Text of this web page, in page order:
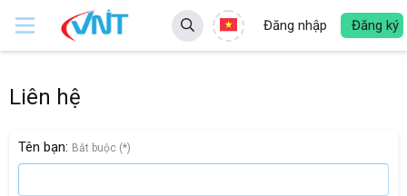
Đăng nhập Đăng ký
Liên hệ
Tên bạn Bắt buộc (*)